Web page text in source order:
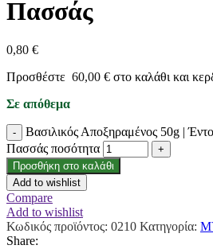
Πασσάς
0,80 €
Προσθέστε 60,00 € στο καλάθι και
Σε απόθεμα
Βασιλικός Αποξηραμένος 50g |
Πασσάς ποσότητα
Προσθήκη στο καλάθι
Add to wishlist
Compare
Add to wishlist
Κωδικός προϊόντος: 0210 Κατηγορία:
Share: